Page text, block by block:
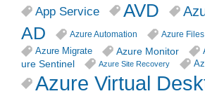
App Service AVD
AD
Azure Automation Azure Files
Azure Migrate
Azure Monitor
ure Sentinel
Azure Site Recovery
Azure Virtual